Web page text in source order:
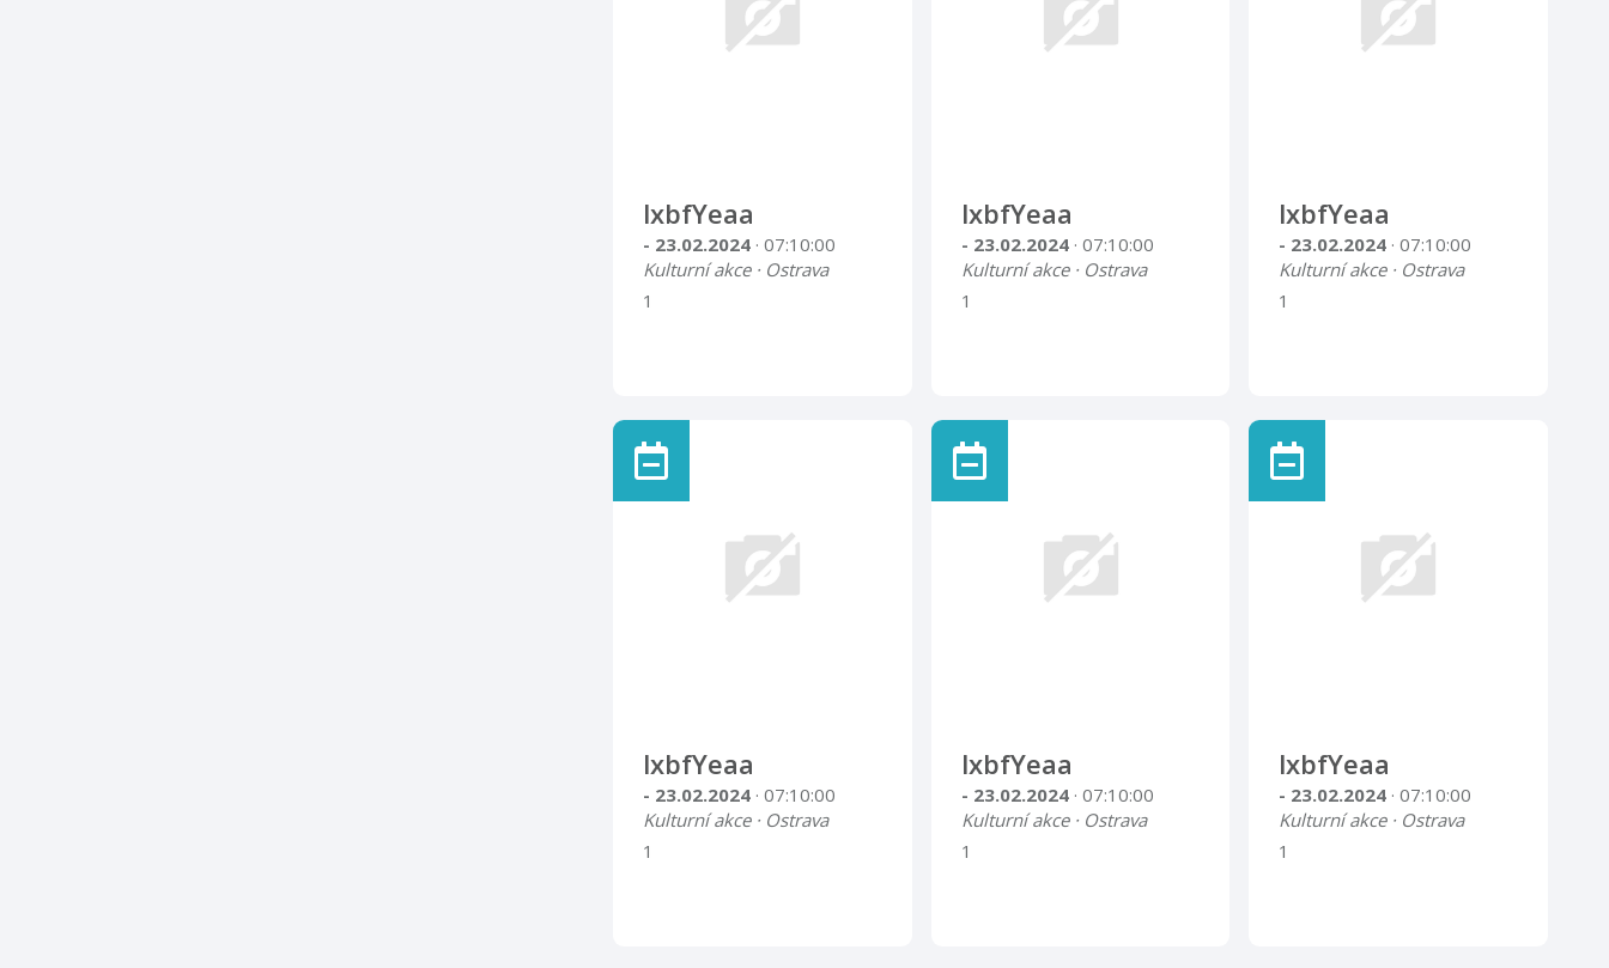
lxbfYeaa
- 23.02.2024 · 07:10:00
Kulturní akce · Ostrava
1
lxbfYeaa
- 23.02.2024 · 07:10:00
Kulturní akce · Ostrava
1
lxbfYeaa
- 23.02.2024 · 07:10:00
Kulturní akce · Ostrava
1
lxbfYeaa
- 23.02.2024 · 07:10:00
Kulturní akce · Ostrava
1
lxbfYeaa
- 23.02.2024 · 07:10:00
Kulturní akce · Ostrava
1
lxbfYeaa
- 23.02.2024 · 07:10:00
Kulturní akce · Ostrava
1